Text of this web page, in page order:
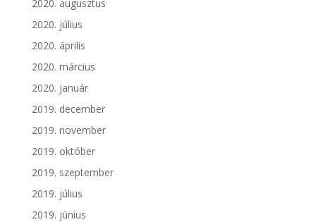
2020. augusztus
2020. július
2020. április
2020. március
2020. január
2019. december
2019. november
2019. október
2019. szeptember
2019. július
2019. június